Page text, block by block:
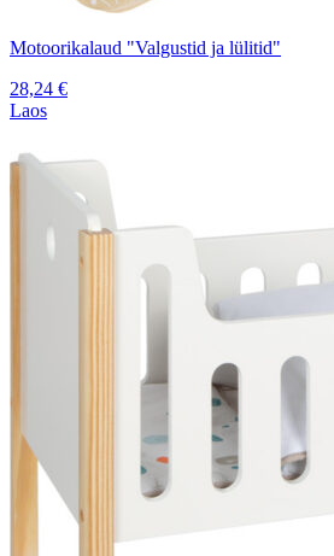
Motoorikalaud "Valgustid ja lülitid"
28,24 €
Laos